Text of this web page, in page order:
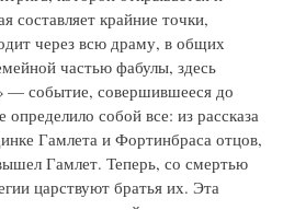
составляет крайние точки,
через всю драму, в общих
частью фабулы, здесь
— событие, совершившееся до
определило собой все: из рассказа
Гамлета и Фортинбраса отцов,
Гамлет. Теперь, со смертью
царствуют братья их. Эта